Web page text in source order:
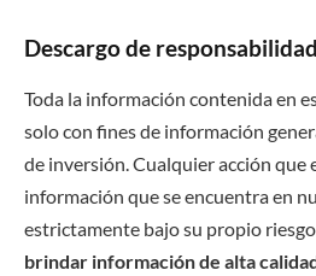
Descargo de responsabilidad
Toda la información contenida en
solo con fines de información
de inversión. Cualquier acción que
información que se encuentra en
estrictamente bajo su propio
brindar información de alta